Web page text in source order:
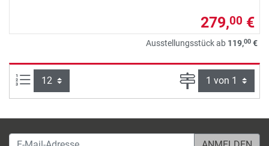
279,00 €
Ausstellungsstück ab 119,00 €
Artikel pro Seite: Seite
E-Mail-Adresse